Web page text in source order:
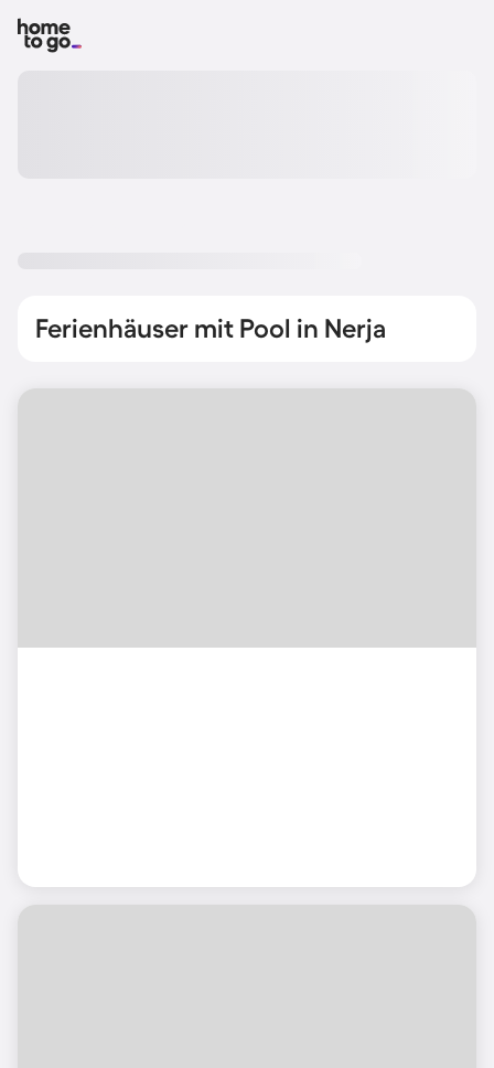
Ferienhäuser mit Pool in Nerja